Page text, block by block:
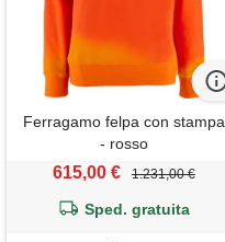
Ferragamo felpa con stampa
- rosso
615,00 € 1.231,00 €
Sped. gratuita